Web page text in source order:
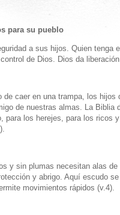
para su pueblo
a sus hijos. Quien tenga
de Dios. Dios da
caer en una trampa, los hijos
de nuestras almas. La Biblia
para los herejes, para los ricos
y sin plumas necesitan alas
y abrigo. Aquí escudo
movimientos rápidos (v.4).